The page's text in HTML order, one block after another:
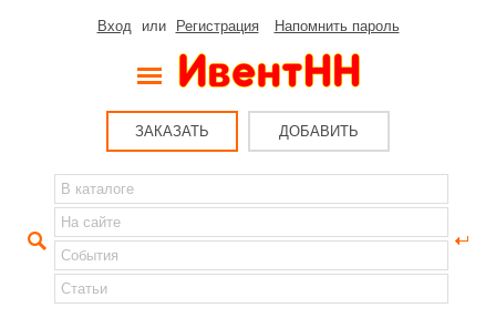
Вход или Регистрация Напомнить пароль
ЗАКАЗАТЬ ДОБАВИТЬ